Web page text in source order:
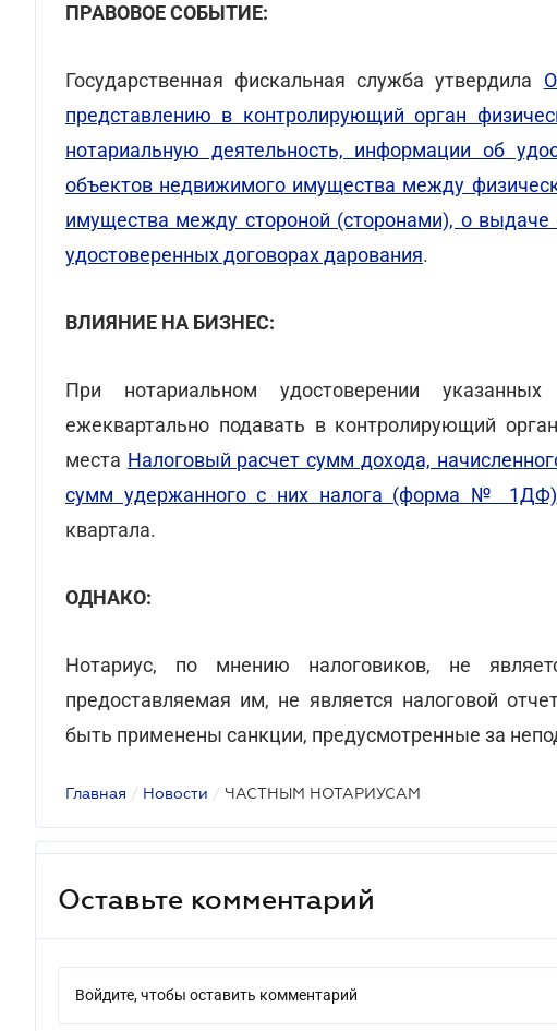
ПРАВОВОЕ СОБЫТИЕ:
Государственная фискальная служба утвердила
представлению в контролирующий орган
нотариальную деятельность, информации об
объектов недвижимого имущества между
имущества между стороной (сторонами), о выдаче
удостоверенных договорах дарования.
ВЛИЯНИЕ НА БИЗНЕС:
При нотариальном удостоверении
ежеквартально подавать в контролирующий
места Налоговый расчет сумм дохода,
сумм удержанного с них налога (форма № 1ДФ)
квартала.
ОДНАКО:
Нотариус, по мнению налоговиков, не
предоставляемая им, не является налоговой
быть применены санкции, предусмотренные за
Главная / Новости / ЧАСТНЫМ НОТАРИУСАМ
Оставьте комментарий
Войдите, чтобы оставить комментарий